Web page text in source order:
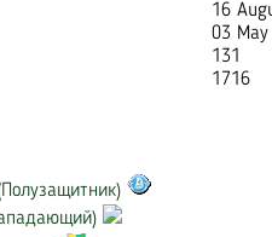
16
03
131
1716